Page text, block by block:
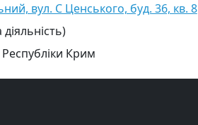
вул. С Ценського, буд. 36, кв. 8
Крим